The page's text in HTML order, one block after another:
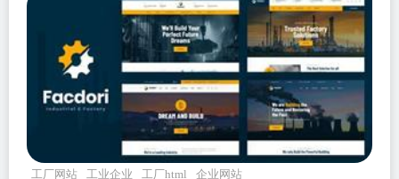
工厂网站 工业企业 工厂html
企业网站